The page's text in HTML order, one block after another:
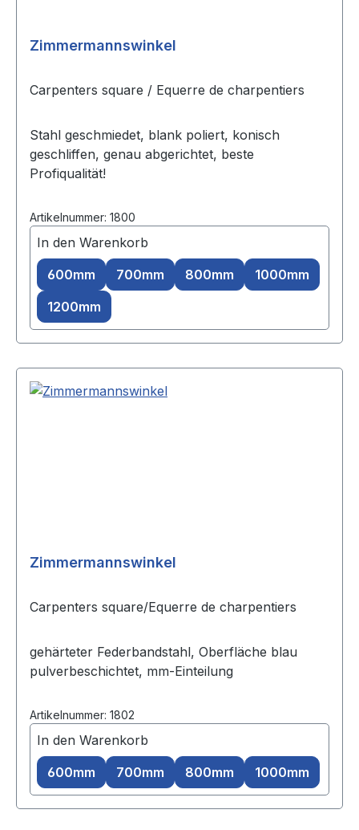
Zimmermannswinkel
Carpenters square / Equerre de charpentiers
Stahl geschmiedet, blank poliert, konisch
geschliffen, genau abgerichtet, beste
Profiqualität!
Artikelnummer: 1800
In den Warenkorb
600mm
700mm 800mm
1000mm
1200mm
Zimmermannswinkel
Carpenters square/Equerre de charpentiers
gehärteter Federbandstahl, Oberfläche blau
pulverbeschichtet, mm-Einteilung
Artikelnummer: 1802
In den Warenkorb
600mm
700mm 800mm 1000mm